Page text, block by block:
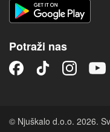
Potraži nas
© Njuškalo d.o.o. 2026.